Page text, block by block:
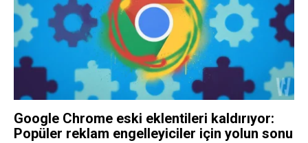
Google Chrome eski eklentileri kaldırıyor:
Popüler reklam engelleyiciler için yolun sonu